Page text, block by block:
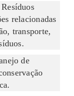
relacionadas
transporte,
de